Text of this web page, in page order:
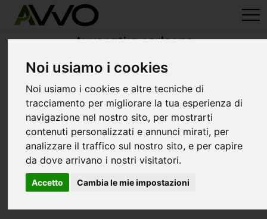
Noi usiamo i cookies
Noi usiamo i cookies e altre tecniche di
tracciamento per migliorare la tua esperienza di
navigazione nel nostro sito, per mostrarti
contenuti personalizzati e annunci mirati, per
analizzare il traffico sul nostro sito, e per capire
da dove arrivano i nostri visitatori.
Accetto Cambia le mie impostazioni
avvo-it>Palermo> Avvocati corleone
Avvocati a corleone